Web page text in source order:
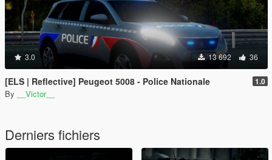
3.0 13 692 36
[ELS | Reflective] Peugeot 5008 - Police Nationale 1.0
By __Victor__
Derniers fichiers